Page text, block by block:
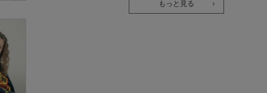
もっと見る